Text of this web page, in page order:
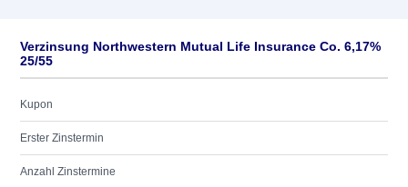
Verzinsung Northwestern Mutual Life Insurance Co. 6,17%
25/55
Kupon
Erster Zinstermin
Anzahl Zinstermine